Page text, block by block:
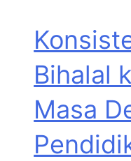
Bihalal
Masa